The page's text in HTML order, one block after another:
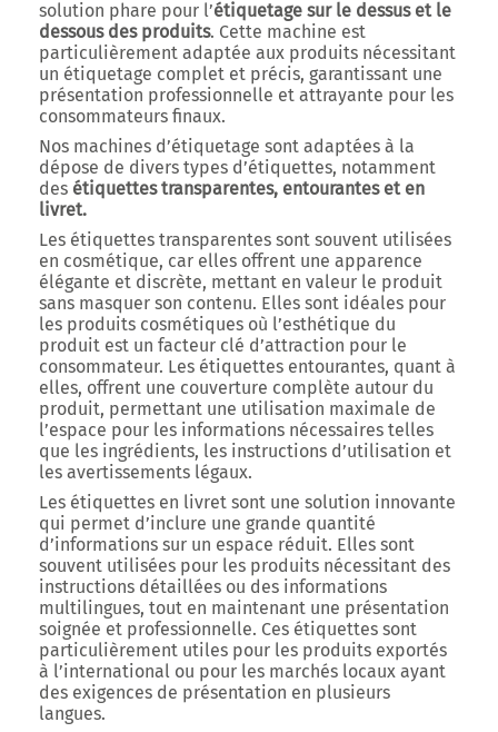
solution phare pour l’étiquetage sur le dessus et le
dessous des produits. Cette machine est
particulièrement adaptée aux produits nécessitant
un étiquetage complet et précis, garantissant une
présentation professionnelle et attrayante pour les
consommateurs finaux.
Nos machines d’étiquetage sont adaptées à la
dépose de divers types d’étiquettes, notamment
des étiquettes transparentes, entourantes et en
livret.
Les étiquettes transparentes sont souvent utilisées
en cosmétique, car elles offrent une apparence
élégante et discrète, mettant en valeur le produit
sans masquer son contenu. Elles sont idéales pour
les produits cosmétiques où l’esthétique du
produit est un facteur clé d’attraction pour le
consommateur. Les étiquettes entourantes, quant à
elles, offrent une couverture complète autour du
produit, permettant une utilisation maximale de
l’espace pour les informations nécessaires telles
que les ingrédients, les instructions d’utilisation et
les avertissements légaux.
Les étiquettes en livret sont une solution innovante
qui permet d’inclure une grande quantité
d’informations sur un espace réduit. Elles sont
souvent utilisées pour les produits nécessitant des
instructions détaillées ou des informations
multilingues, tout en maintenant une présentation
soignée et professionnelle. Ces étiquettes sont
particulièrement utiles pour les produits exportés
à l’international ou pour les marchés locaux ayant
des exigences de présentation en plusieurs
langues.